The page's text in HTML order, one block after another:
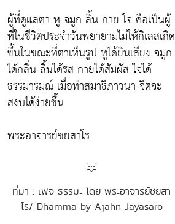
ผู้ที่ดูแลตา หู จมูก ลิ้น กาย ใจ คือเป็นผู้
ที่ในชีวิตประจำวันพยายามไม่ให้กิเลสเกิด
ขึ้นในขณะที่ตาเห็นรูป หูได้ยินเสียง จมูก
ได้กลิ่น ลิ้นได้รส กายได้สัมผัส ใจได้
ธรรมารมณ์ เมื่อทำสมาธิภาวนา จิตจะ
สงบได้ง่ายขึ้น
พระอาจารย์ชยสาโร
ที่มา : เพจ ธรรมะ โดย พระอาจารย์ชยสา
โร/ Dhamma by Ajahn Jayasaro